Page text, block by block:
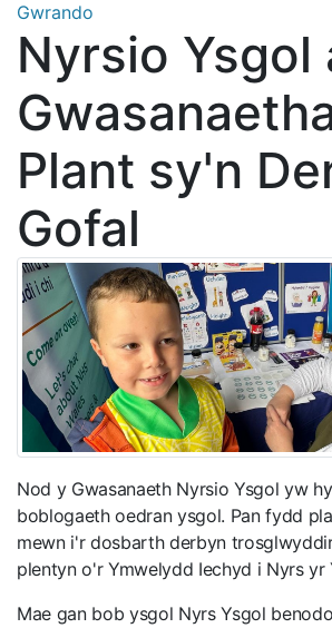
Gwrando
Nyrsio Ysgol
Plant sy'n
Gofal
Nod y Gwasanaeth Nyrsio Ysgol yw
boblogaeth oedran ysgol. Pan fydd
mewn i'r dosbarth derbyn
plentyn o'r Ymwelydd Iechyd i Nyrs yr
Mae gan bob ysgol Nyrs Ysgol